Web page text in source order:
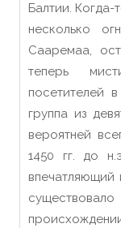
Балтии. Когда-
несколько
Сааремаа,
теперь
посетителей
группа из
вероятней все
1450 гг. до
впечатляющий